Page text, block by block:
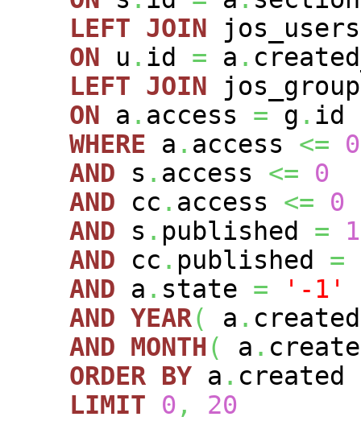
LEFT JOIN
ON u . id = a .
LEFT JOIN
ON a . access = g . id
WHERE a . access <=
0
AND s . access <=
0
AND cc . access <=
0
AND s . published =
1
AND cc . published =
AND a . state =
'-1'
AND YEAR( a .
AND MONTH( a .
ORDER BY a . created
LIMIT
0 ,
20